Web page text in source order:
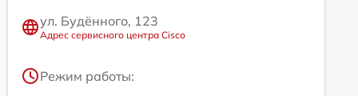
ул. Будённого, 123
Адрес сервисного центра Cisco
Режим работы: